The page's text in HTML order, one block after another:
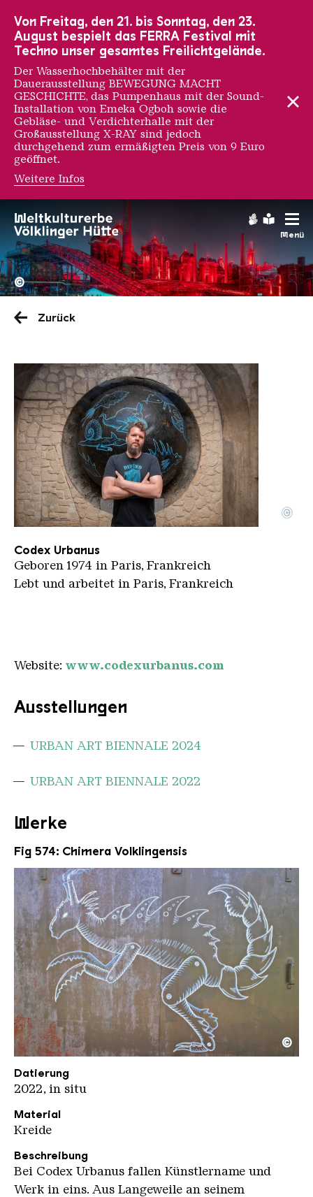
Menü
Codex Urbanus
Hochofengruppe in Rot
Copyright:
©
Zurück
Codex Urbanus
Copyright: Codex Urbanuns
©
Codex Urbanus
Geboren 1974 in Paris, Frankreich
Lebt und arbeitet in Paris, Frankreich
Website: www.codexurbanus.com
Ausstellungen
URBAN ART BIENNALE 2024
URBAN ART BIENNALE 2022
Werke
Fig 574: Chimera Volklingensis
Codex Urbanus Fig 574 II
Copyright: Weltkulturerbe Völklinger Hütte / Karl
©
Datierung
2022, in situ
Material
Kreide
Beschreibung
Bei Codex Urbanus fallen Künstlername und
Werk in eins. Aus Langeweile an seinem
Von Freitag, den 21. bis Sonntag, den 23.
August bespielt das FERRA Festival mit
Techno unser gesamtes Freilichtgelände.
Der Wasserhochbehälter mit der
Dauerausstellung BEWEGUNG MACHT
GESCHICHTE, das Pumpenhaus mit der Sound-
Installation von Emeka Ogboh sowie die
Gebläse- und Verdichterhalle mit der
Großausstellung X-RAY sind jedoch
durchgehend zum ermäßigten Preis von 9 Euro
geöffnet.
Weitere Infos